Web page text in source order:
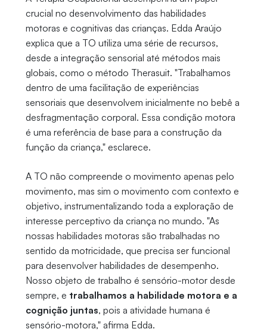
crucial no desenvolvimento das habilidades
motoras e cognitivas das crianças. Edda Araújo
explica que a TO utiliza uma série de recursos,
desde a integração sensorial até métodos mais
globais, como o método Therasuit. "Trabalhamos
dentro de uma facilitação de experiências
sensoriais que desenvolvem inicialmente no bebê a
desfragmentação corporal. Essa condição motora
é uma referência de base para a construção da
função da criança," esclarece.
A TO não compreende o movimento apenas pelo
movimento, mas sim o movimento com contexto e
objetivo, instrumentalizando toda a exploração de
interesse perceptivo da criança no mundo. "As
nossas habilidades motoras são trabalhadas no
sentido da motricidade, que precisa ser funcional
para desenvolver habilidades de desempenho.
Nosso objeto de trabalho é sensório-motor desde
sempre, e trabalhamos a habilidade motora e a
cognição juntas, pois a atividade humana é
sensório-motora," afirma Edda.